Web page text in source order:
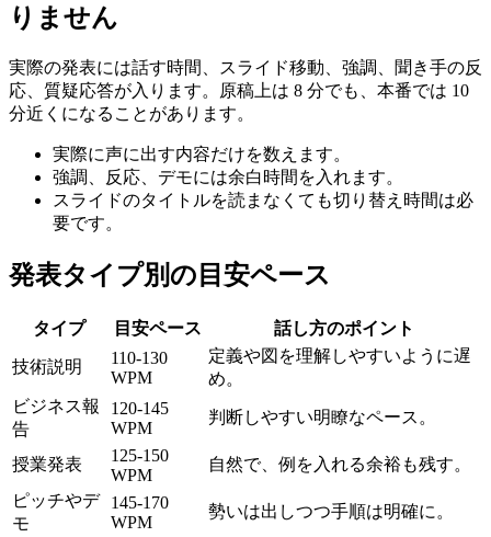
りません
実際の発表には話す時間、スライド移動、強調、聞き手の反
応、質疑応答が入ります。原稿上は 8 分でも、本番では 10
分近くになることがあります。
実際に声に出す内容だけを数えます。
強調、反応、デモには余白時間を入れます。
スライドのタイトルを読まなくても切り替え時間は必
要です。
発表タイプ別の目安ペース
タイプ 目安ペース 話し方のポイント
技術説明
110-130
WPM
定義や図を理解しやすいように遅
め。
ビジネス報
告
120-145
WPM
判断しやすい明瞭なペース。
授業発表
125-150
WPM
自然で、例を入れる余裕も残す。
ピッチやデ
モ
145-170
WPM
勢いは出しつつ手順は明確に。